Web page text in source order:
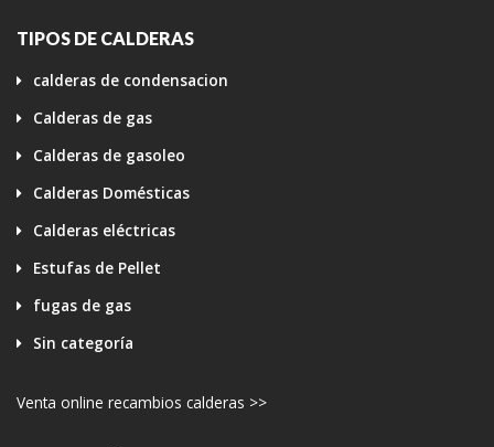
TIPOS DE CALDERAS
calderas de condensacion
Calderas de gas
Calderas de gasoleo
Calderas Domésticas
Calderas eléctricas
Estufas de Pellet
fugas de gas
Sin categoría
Venta online recambios calderas >>